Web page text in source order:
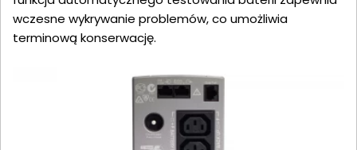
wczesne wykrywanie problemów, co umożliwia
terminową konserwację.